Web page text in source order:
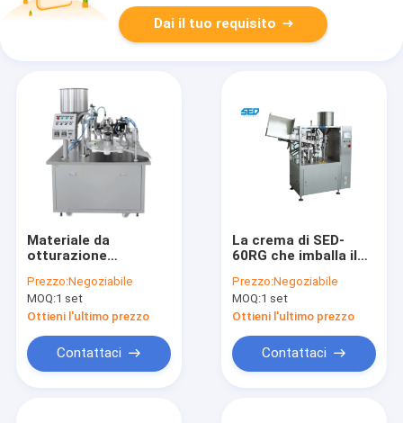
Dai il tuo requisito
Materiale da
otturazione
della metropolitana
della crema per le
mani e macchina
cosmetica di
sigillatura di
sigillamento della
macchina
Prezzo:Negoziabile
MOQ:1 set
Ottieni l'ultimo prezzo
Contattaci
La crema di SED-
60RG che imballa il
plastica di Siemens
della macchina di
sigillamento del
materiale da
otturazione della
metropolitana ha
Prezzo:Negoziabile
MOQ:1 set
Ottieni l'ultimo prezzo
Contattaci